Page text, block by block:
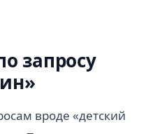
запросу
вроде «детский